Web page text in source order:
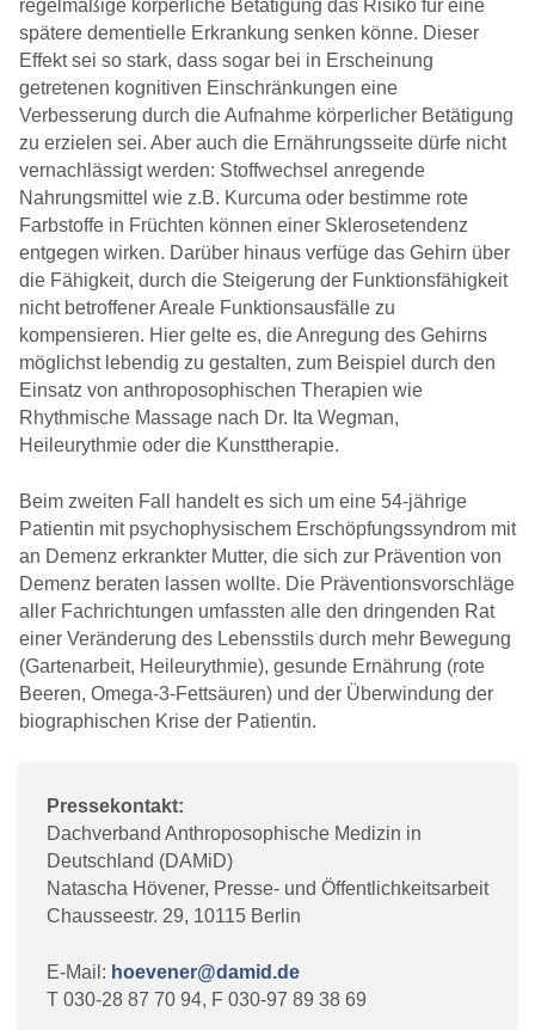
regelmäßige körperliche Betätigung das Risiko für eine
spätere dementielle Erkrankung senken könne. Dieser
Effekt sei so stark, dass sogar bei in Erscheinung
getretenen kognitiven Einschränkungen eine
Verbesserung durch die Aufnahme körperlicher Betätigung
zu erzielen sei. Aber auch die Ernährungsseite dürfe nicht
vernachlässigt werden: Stoffwechsel anregende
Nahrungsmittel wie z.B. Kurcuma oder bestimme rote
Farbstoffe in Früchten können einer Sklerosetendenz
entgegen wirken. Darüber hinaus verfüge das Gehirn über
die Fähigkeit, durch die Steigerung der Funktionsfähigkeit
nicht betroffener Areale Funktionsausfälle zu
kompensieren. Hier gelte es, die Anregung des Gehirns
möglichst lebendig zu gestalten, zum Beispiel durch den
Einsatz von anthroposophischen Therapien wie
Rhythmische Massage nach Dr. Ita Wegman,
Heileurythmie oder die Kunsttherapie.
Beim zweiten Fall handelt es sich um eine 54-jährige
Patientin mit psychophysischem Erschöpfungssyndrom mit
an Demenz erkrankter Mutter, die sich zur Prävention von
Demenz beraten lassen wollte. Die Präventionsvorschläge
aller Fachrichtungen umfassten alle den dringenden Rat
einer Veränderung des Lebensstils durch mehr Bewegung
(Gartenarbeit, Heileurythmie), gesunde Ernährung (rote
Beeren, Omega-3-Fettsäuren) und der Überwindung der
biographischen Krise der Patientin.
Pressekontakt:
Dachverband Anthroposophische Medizin in
Deutschland (DAMiD)
Natascha Hövener, Presse- und Öffentlichkeitsarbeit
Chausseestr. 29, 10115 Berlin
E-Mail: hoevener@damid.de
T 030-28 87 70 94, F 030-97 89 38 69